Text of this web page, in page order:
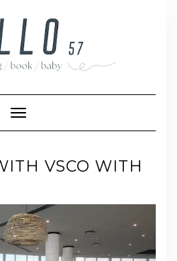
Toggle Navigation
VSCO WITH